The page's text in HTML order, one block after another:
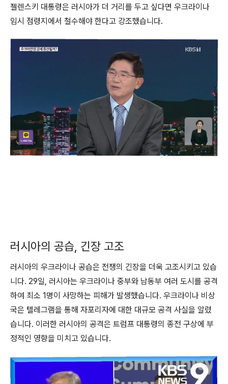
젤렌스키 대통령은 러시아가 더 거리를 두고 싶다면 우크라이나
임시 점령지에서 철수해야 한다고 강조했습니다.
러시아의 공습, 긴장 고조
러시아의 우크라이나 공습은 전쟁의 긴장을 더욱 고조시키고 있습
니다. 29일, 러시아는 우크라이나 중부와 남동부 여러 도시를 공격
하여 최소 1명이 사망하는 피해가 발생했습니다. 우크라이나 비상
국은 텔레그램을 통해 자포리자에 대한 대규모 공격 사실을 알렸
습니다. 이러한 러시아의 공격은 트럼프 대통령의 종전 구상에 부
정적인 영향을 미치고 있습니다.